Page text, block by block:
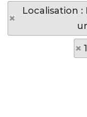
Localisation